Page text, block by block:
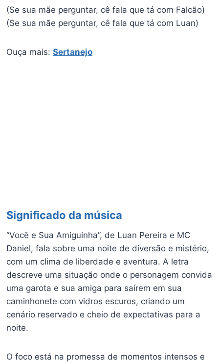
(Se sua mãe perguntar, cê fala que tá com Falcão)
(Se sua mãe perguntar, cê fala que tá com Luan)
Ouça mais: Sertanejo
Significado da música
“Você e Sua Amiguinha”, de Luan Pereira e MC
Daniel, fala sobre uma noite de diversão e mistério,
com um clima de liberdade e aventura. A letra
descreve uma situação onde o personagem convida
uma garota e sua amiga para saírem em sua
caminhonete com vidros escuros, criando um
cenário reservado e cheio de expectativas para a
noite.
O foco está na promessa de momentos intensos e